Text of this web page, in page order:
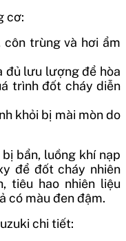
cơ:
côn trùng và hơi ẩm
đủ lưu lượng để hòa
trình đốt cháy diễn
khỏi bị mài mòn do
bẩn, luồng khí nạp
để đốt cháy nhiên
tiêu hao nhiên liệu
có màu đen đậm.
chi tiết: